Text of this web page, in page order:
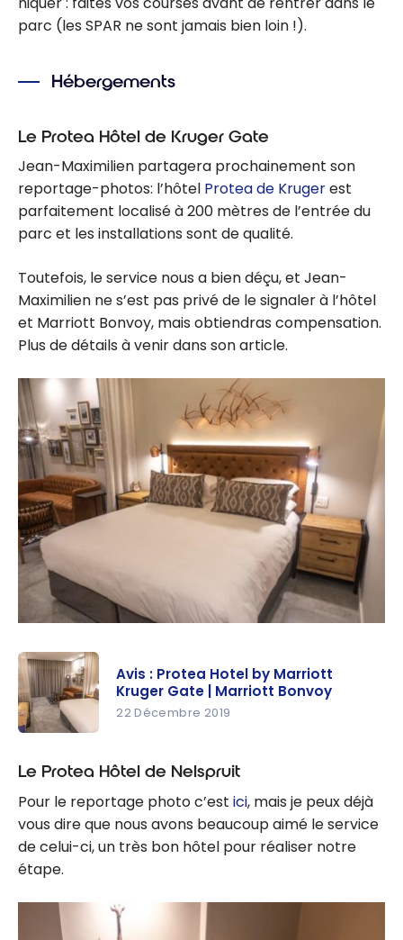
parc (les SPAR ne sont jamais bien loin !).
Hébergements
Le Protea Hôtel de Kruger Gate
Jean-Maximilien partagera prochainement son
reportage-photos: l’hôtel Protea de Krugerest
parfaitement localisé à 200 mètres de l’entrée du
parc et les installations sont de qualité.
Toutefois, le service nous a bien déçu, et Jean-
Maximilien ne s’est pas privé de le signaler à l’hôtel
et Marriott Bonvoy, mais obtiendras compensation.
Plus de détails à venir dans son article.
Protea
Marriott
Kruger
Gate |
Marriott
Bonvoy
Avis : Protea Hotel by Marriott
Kruger Gate | Marriott Bonvoy
22 Décembre 2019
Le Protea Hôtel de Nelspruit
Pour le reportage photo c’est ici, mais je peux déjà
vous dire que nous avons beaucoup aimé le service
de celui-ci, un très bon hôtel pour réaliser notre
étape.